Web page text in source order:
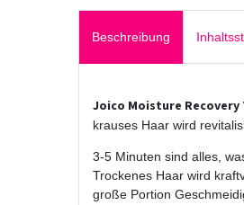
Beschreibung
Joico Moisture
krauses Haar wird
3-5 Minuten sind alles,
Trockenes Haar wird
große Portion